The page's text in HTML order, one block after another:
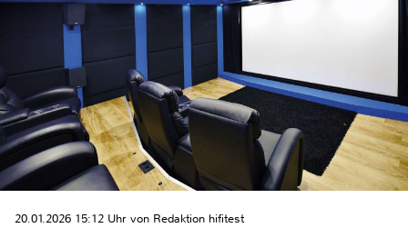
20.01.2026 15:12 Uhr von Redaktion hifitest